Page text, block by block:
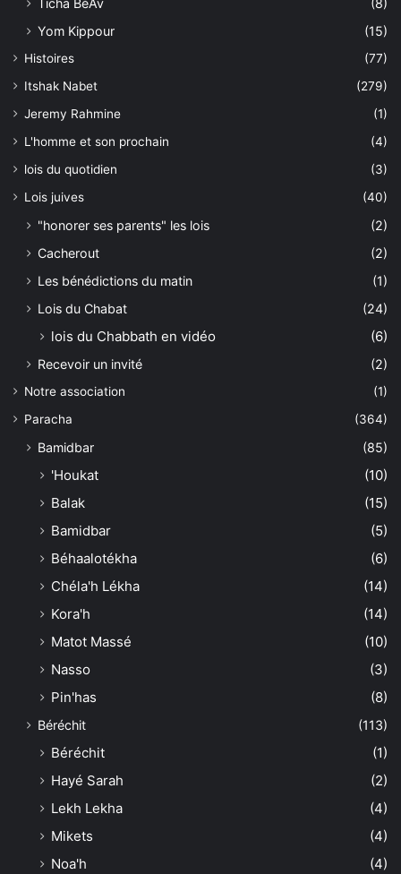
Ticha BéAv
(8)
Yom Kippour
(15)
Histoires
(77)
Itshak Nabet
(279)
Jeremy Rahmine
(1)
L'homme et son prochain
(4)
lois du quotidien
(3)
Lois juives
(40)
"honorer ses parents" les lois
(2)
Cacherout
(2)
Les bénédictions du matin
(1)
Lois du Chabat
(24)
lois du Chabbath en vidéo (6)
Recevoir un invité (2)
Notre association
(1)
Paracha
(364)
Bamidbar (85)
'Houkat
(10)
Balak
(15)
Bamidbar
(5)
Béhaalotékha
(6)
Chéla'h Lékha
(14)
Kora'h
(14)
Matot Massé
(10)
Nasso
(3)
Pin'has
(8)
Béréchit (113)
Béréchit
(1)
Hayé Sarah
(2)
Lekh Lekha
(4)
Mikets
(4)
Noa'h
(4)